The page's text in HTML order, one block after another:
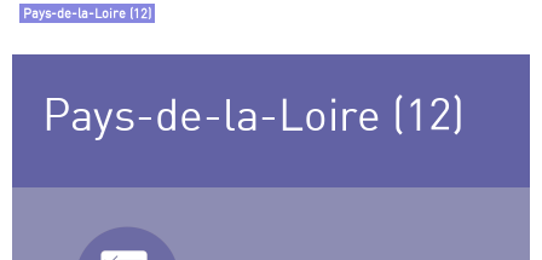
Pays-de-la-Loire (12)
Pays-de-la-Loire (12)